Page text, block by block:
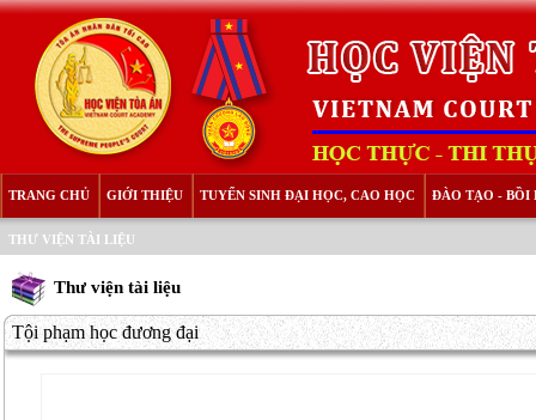
TRANG CHỦ GIỚI THIỆU TUYỂN SINH ĐẠI HỌC, CAO HỌC ĐÀO TẠO - BỒI
THƯ VIỆN TÀI LIỆU
Thư viện tài liệu
Tội phạm học đương đại